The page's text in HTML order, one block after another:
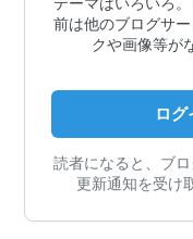
前は他のブログサ
クや画像等が
ログ
読者になると、ブ
更新通知を受け